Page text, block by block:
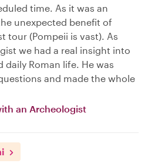
time. As it was an
unexpected benefit of
tour (Pompeii is vast). As
we had a real insight into
Roman life. He was
and made the whole
an Archeologist